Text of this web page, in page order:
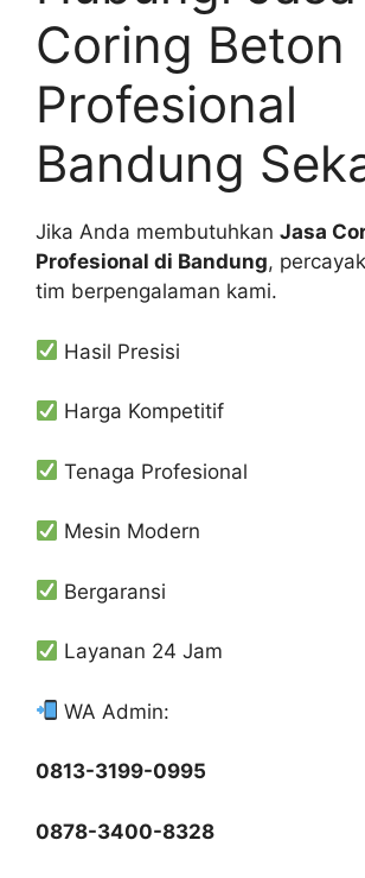
Coring Beton
Profesional
Bandung
Jika Anda membutuhkan Jasa
Profesional di Bandung,
tim berpengalaman kami.
Hasil Presisi
Harga Kompetitif
Tenaga Profesional
Mesin Modern
Bergaransi
Layanan 24 Jam
WA Admin:
0813-3199-0995
0878-3400-8328